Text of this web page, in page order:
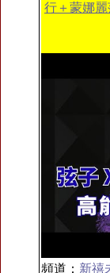
行＋蒙娜
頻道： 新禧